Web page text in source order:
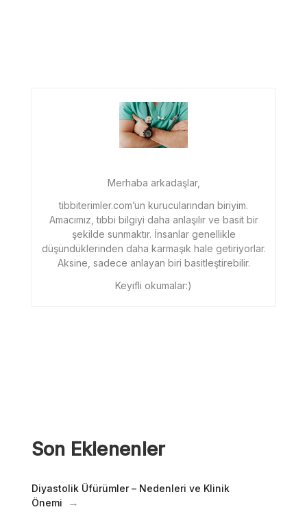
Merhaba arkadaşlar,
tibbiterimler.com’un kurucularından biriyim.
Amacımız, tıbbi bilgiyi daha anlaşılır ve basit bir
şekilde sunmaktır. İnsanlar genellikle
düşündüklerinden daha karmaşık hale getiriyorlar.
Aksine, sadece anlayan biri basitleştirebilir.
Keyifli okumalar:)
Son Eklenenler
Diyastolik Üfürümler – Nedenleri ve Klinik
Önemi